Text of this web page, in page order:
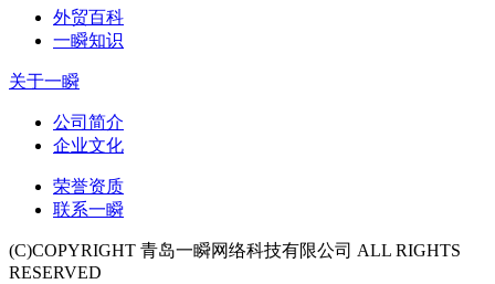
外贸百科
一瞬知识
关于一瞬
公司简介
企业文化
荣誉资质
联系一瞬
(C)COPYRIGHT 青岛一瞬网络科技有限公司 ALL RIGHTS
RESERVED